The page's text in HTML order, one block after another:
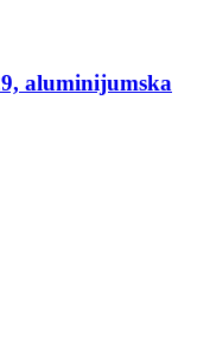
aluminijumska